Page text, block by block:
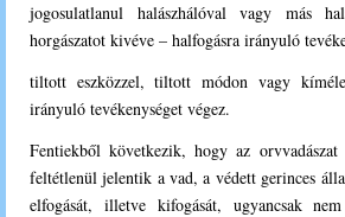
jogosulatlanul halászhálóval vagy más
horgászatot kivéve – halfogásra irányuló
tiltott eszközzel, tiltott módon vagy
irányuló tevékenységet végez.
Fentiekből következik, hogy az orvvadászat
feltétlenül jelentik a vad, a védett gerinces
elfogását, illetve kifogását, ugyancsak